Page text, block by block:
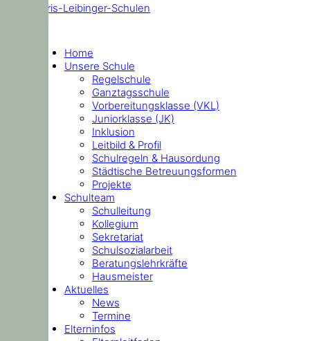
Doris-Leibinger-Schulen
Home
Unsere Schule
Regelschule
Ganztagsschule
Vorbereitungsklasse (VKL)
Juniorklasse (JK)
Inklusion
Leitbild & Profil
Schulregeln & Hausordung
Städtische Betreuungsformen
Projekte
Schulteam
Schulleitung
Kollegium
Sekretariat
Schulsozialarbeit
Beratungslehrkräfte
Hausmeister
Aktuelles
News
Termine
Elterninfos